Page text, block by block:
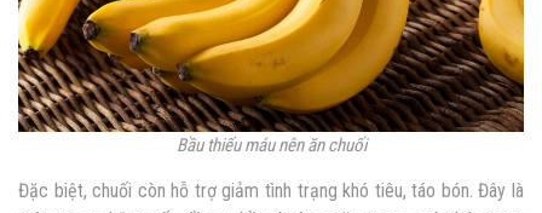
Bầu thiếu máu nên ăn chuối
Đặc biệt, chuối còn hỗ trợ giảm tình trạng khó tiêu, táo bón. Đây là